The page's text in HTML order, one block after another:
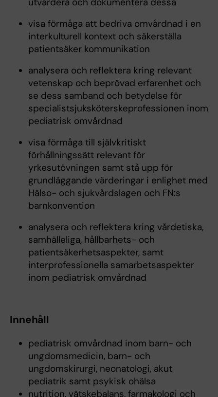
visa förmåga att bedriva omvårdnad i en
interkulturell kontext och säkerställa
patientsäker kommunikation
analysera och reflektera kring relevant
vetenskap och beprövad erfarenhet och
se dess samband och betydelse för
specialistsjuksköterskeprofessionen inom
pediatrisk omvårdnad
visa förmåga till självkritiskt
förhållningssätt relevant för
yrkesutövningen samt stå upp för
grundläggande värderingar i enlighet med
Hälso- och sjukvårdslagen och FN:s
barnkonvention
analysera och reflektera kring vårdetiska,
samhälleliga, hållbarhets- och
patientsäkerhetsaspekter, samt
interprofessionella samarbetsaspekter
inom pediatrisk omvårdnad
Innehåll
pediatrisk omvårdnad inom barn- och
ungdomsmedicin, barn- och
ungdomskirurgi, neonatologi, akut
pediatrik samt psykisk ohälsa
nutrition, vätskebalans, farmakologi och